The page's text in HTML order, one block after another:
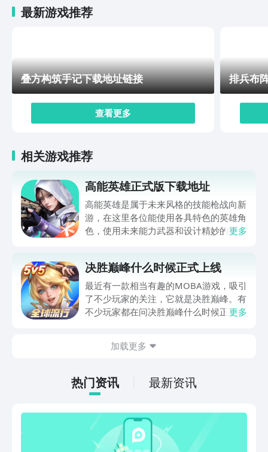
价。计算成绩时引入了败方mvp不掉星的设计，这一项设
能帮助大家早日摆脱低段位，升到高水平层次去体验竞技
乐趣。以上链接就是小编今天为大家带来的决胜巅峰正式
版下载地址，相信大家通过小编的介绍，已经对游戏有着
较为深入的认识。从这些优势来看还是非常值得期待的，
大家在预约之后就可以耐心等待正式版上线，到时会收到
最新游戏推荐
叠方构筑手记下载地址链接
查看更多
排兵布
相关游戏推荐
高能英雄正式版下载地址
高能英雄是属于未来风格的技能枪战向新
游，在这里各位能使用各具特色的英雄角
色，使用未来能力武器和设计精妙的技能
画面优良，音效震撼，玩法多样，让你体
验到完全不同的射击乐趣。如果你想现在
就体验一下，那不妨使用下方链接进行下
载体验。
更多
决胜巅峰什么时候正式上线
最近有一款相当有趣的MOBA游戏，吸引
了不少玩家的关注，它就是决胜巅峰。有
不少玩家都在问决胜巅峰什么时候正式上
MOBA手游与其他的同类型游戏相比，它
那么跟着小编继续来了解吧。
更多
加载更多
热门资讯 最新资讯